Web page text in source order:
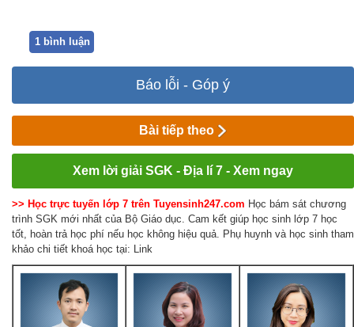
1 bình luận
Báo lỗi - Góp ý
Bài tiếp theo
Xem lời giải SGK - Địa lí 7 - Xem ngay
>> Học trực tuyến lớp 7 trên Tuyensinh247.com Học bám sát chương
trình SGK mới nhất của Bộ Giáo dục. Cam kết giúp học sinh lớp 7 học
tốt, hoàn trả học phí nếu học không hiệu quả. Phụ huynh và học sinh tham
khảo chi tiết khoá học tại: Link